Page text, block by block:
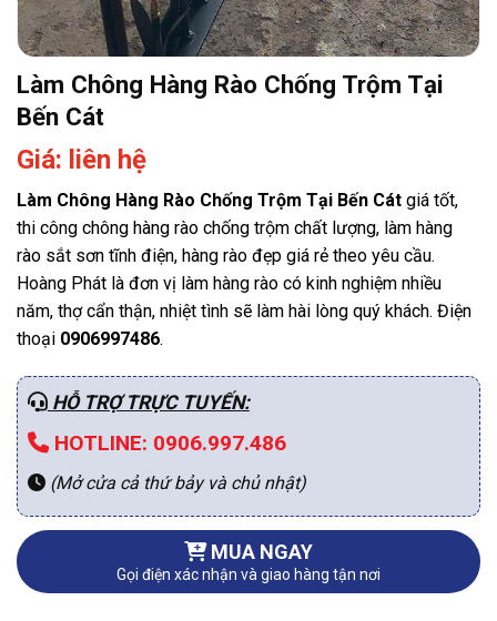
Làm Chông Hàng Rào Chống Trộm Tại
Bến Cát
Giá: liên hệ
Làm Chông Hàng Rào Chống Trộm Tại Bến Cát giá tốt,
thi công chông hàng rào chống trộm chất lượng, làm hàng
rào sắt sơn tĩnh điện, hàng rào đẹp giá rẻ theo yêu cầu.
Hoàng Phát là đơn vị làm hàng rào có kinh nghiệm nhiều
năm, thợ cẩn thận, nhiệt tình sẽ làm hài lòng quý khách. Điện
thoại 0906997486.
HỖ TRỢ TRỰC TUYẾN:
HOTLINE: 0906.997.486
(Mở cửa cả thứ bảy và chủ nhật)
MUA NGAY
Gọi điện xác nhận và giao hàng tận nơi